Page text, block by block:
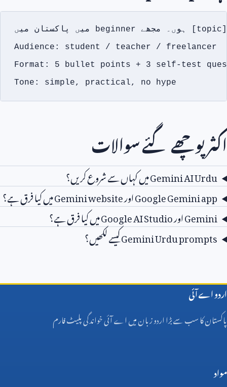
میں پاکستان میں beginner ہوں۔ مجھے [topic] آسان اردو میں سمجھائیں۔
Audience: student / teacher / freelancer
Format: 5 bullet points + 3 self-test
Tone: simple, practical, no hype
اکثر پوچھے گئے سوالات
Gemini AI Urduمیں کہاں سے شروع کریں؟
Google Gemini appاورGemini websiteمیں کیا فرق ہے؟
GeminiاورGoogle AI Studioمیں کیا فرق ہے؟
Gemini Urdu promptsکیسے لکھیں؟
اردو اے آئی
پاکستان کا سب سے بڑا اردو زبان میں اے آئی خواندگی پلیٹ فارم
مواد